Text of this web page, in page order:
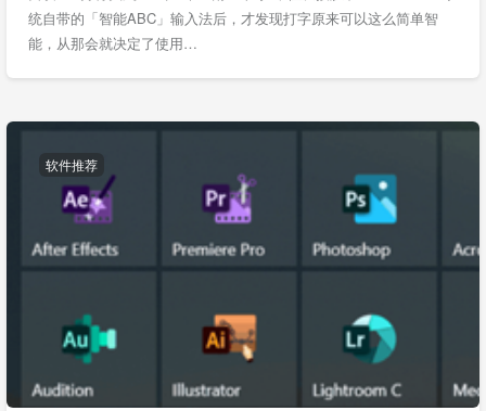
统自带的「智能ABC」输入法后，才发现打字原来可以这么简单智
能，从那会就决定了使用…
软件推荐